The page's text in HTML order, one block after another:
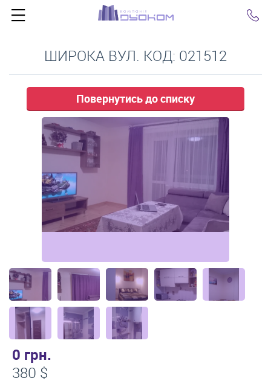
ШИРОКА ВУЛ. КОД: 021512
Повернутись до списку
0 грн.
380 $